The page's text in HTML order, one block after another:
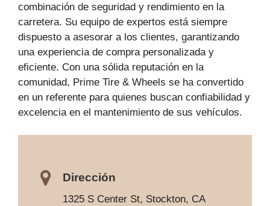
combinación de seguridad y rendimiento en la
carretera. Su equipo de expertos está siempre
dispuesto a asesorar a los clientes, garantizando
una experiencia de compra personalizada y
eficiente. Con una sólida reputación en la
comunidad, Prime Tire & Wheels se ha convertido
en un referente para quienes buscan confiabilidad y
excelencia en el mantenimiento de sus vehículos.
Dirección
1325 S Center St, Stockton, CA